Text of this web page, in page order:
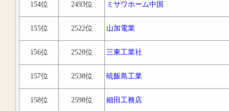
154位 2493位 ミサワホーム中国
155位 2522位 山加電業
156位 2528位 三東工業社
157位 2538位 暁飯島工業
158位 2598位 細田工務店